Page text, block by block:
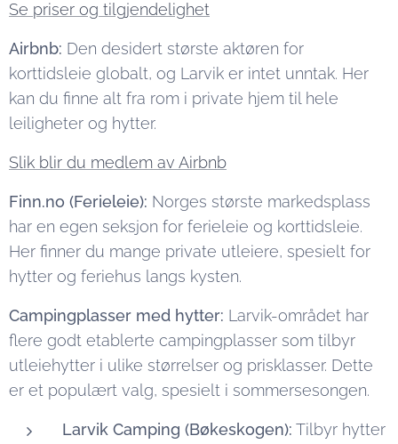
Se priser og tilgjendelighet
Airbnb: Den desidert største aktøren for
korttidsleie globalt, og Larvik er intet unntak. Her
kan du finne alt fra rom i private hjem til hele
leiligheter og hytter.
Slik blir du medlem av Airbnb
Finn.no (Ferieleie): Norges største markedsplass
har en egen seksjon for ferieleie og korttidsleie.
Her finner du mange private utleiere, spesielt for
hytter og feriehus langs kysten.
Campingplasser med hytter: Larvik-området har
flere godt etablerte campingplasser som tilbyr
utleiehytter i ulike størrelser og prisklasser. Dette
er et populært valg, spesielt i sommersesongen.
Larvik Camping (Bøkeskogen): Tilbyr hytter